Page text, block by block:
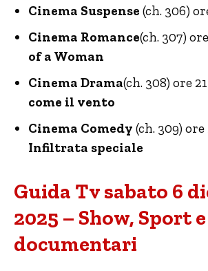
Cinema Suspense (ch. 306)
Cinema Romance(ch. 307)
of a Woman
Cinema Drama(ch. 308) ore
come il vento
Cinema Comedy (ch. 309) ore
Infiltrata speciale
Guida Tv sabato 6
2025 – Show, Sport e
documentari